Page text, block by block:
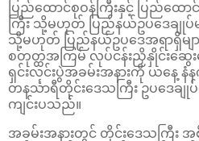
ပြည်ထောင်စုဝန်ကြီးနှင့် ပြည်ထေ
ကြီး သို့မဟုတ် ပြည်နယ်ဥပဒေချုပ်မ
သို့မဟုတ် ပြည်နယ်ဥပဒေအရာရှိများ
စတုတ္ထအကြမ် လုပ်ငန်းညှိနှိုင်းဆွေး
ရှင်းလင်းပွဲအခမ်းအနားကို ယနေ့ နံ
တနင်္သာရီတိုင်းဒေသကြီး ဥပဒေချု
ကျင်းပသည်။
အခမ်းအနားတွင် တိုင်းဒေသကြီး အ